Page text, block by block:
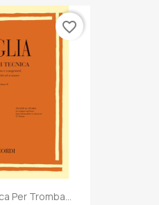
Per Tromba...
favorite_border